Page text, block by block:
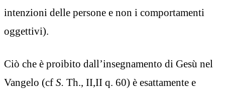
intenzioni delle persone e non i comportamenti
oggettivi).
Ciò che è proibito dall’insegnamento di Gesù nel
Vangelo (cf S. Th., II,II q. 60) è esattamente e